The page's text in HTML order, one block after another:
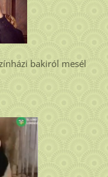
bakiról mesél